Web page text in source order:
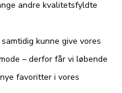
andre kvalitetsfyldte
kunne give vores
– derfor får vi løbende
favoritter i vores